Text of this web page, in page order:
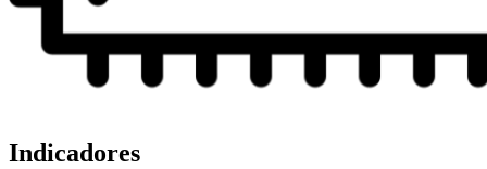
Indicadores